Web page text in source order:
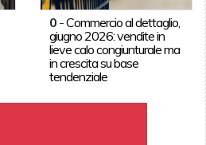
0 -Commercio al dettaglio,
giugno 2026: vendite in
lieve calo congiunturale ma
in crescita su base
tendenziale